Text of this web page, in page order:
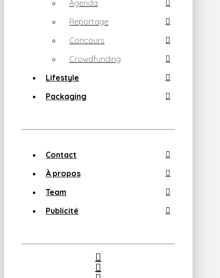
Agenda
Reportage
Concours
Crowdfunding
Lifestyle
Packaging
Contact
À propos
Team
Publicité